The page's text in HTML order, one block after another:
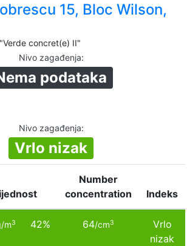
15, Bloc Wilson,
concret(e) II"
Nivo zagađenja:
podataka
Nivo zagađenja:
Vrlo nizak
Number
concentration
Indeks
m3 42% 64/cm3
Vrlo
nizak